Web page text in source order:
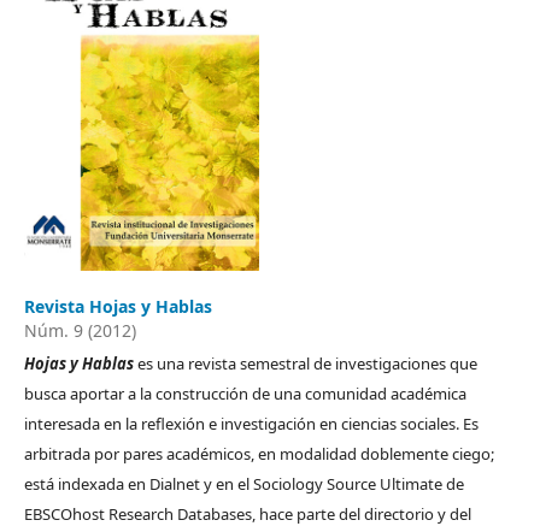
Revista Hojas y Hablas
Núm. 9 (2012)
Hojas y Hablases una revista semestral de investigaciones que
busca aportar a la construcción de una comunidad académica
interesada en la reflexión e investigación en ciencias sociales. Es
arbitrada por pares académicos, en modalidad doblemente ciego;
está indexada en Dialnet y en el Sociology Source Ultimate de
EBSCOhost Research Databases, hace parte del directorio y del